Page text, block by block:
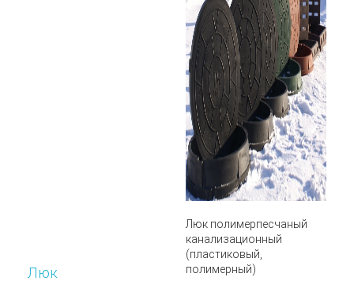
Люк
Люк полимерпесчаный
канализационный
(пластиковый,
полимерный)